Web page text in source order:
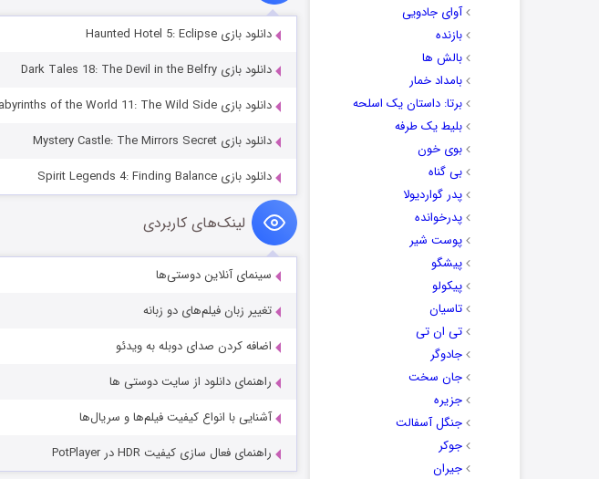
آوای جادویی
بازنده
بالش ها
بامداد خمار
برتا: داستان یک اسلحه
بلیط یک‌‌ طرفه
بوی خون
بی گناه
پدر گواردیولا
پدرخوانده
پوست شیر
پیشگو
پیکولو
تاسیان
تی ان تی
جادوگر
جان سخت
جزیره
جنگل آسفالت
جوکر
جیران
دانلود بازی Haunted Hotel 5: Eclipse
دانلود بازی Dark Tales 18: The Devil in the Belfry
دانلود بازی Labyrinths of the World 11: The Wild Side
دانلود بازی Mystery Castle: The Mirrors Secret
دانلود بازی Spirit Legends 4: Finding Balance
لینک‌های کاربردی
سینمای آنلاین دوستی‌ها
تغییر زبان فیلم‌های دو زبانه
اضافه کردن صدای دوبله به ویدئو
راهنمای دانلود از سایت دوستی ها
آشنایی با انواع کیفیت فیلم‌ها و سریال‌ها
راهنمای فعال سازی کیفیت HDR در PotPlayer